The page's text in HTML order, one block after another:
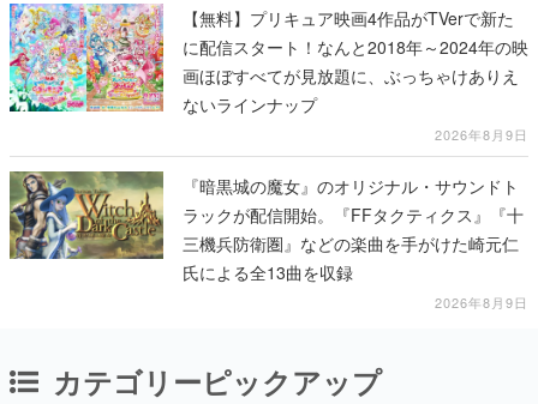
【無料】プリキュア映画4作品がTVerで新た
に配信スタート！なんと2018年～2024年の映
画ほぼすべてが見放題に、ぶっちゃけありえ
ないラインナップ
2026年8月9日
『暗黒城の魔女』のオリジナル・サウンドト
ラックが配信開始。『FFタクティクス』『十
三機兵防衛圏』などの楽曲を手がけた崎元仁
氏による全13曲を収録
2026年8月9日
カテゴリーピックアップ